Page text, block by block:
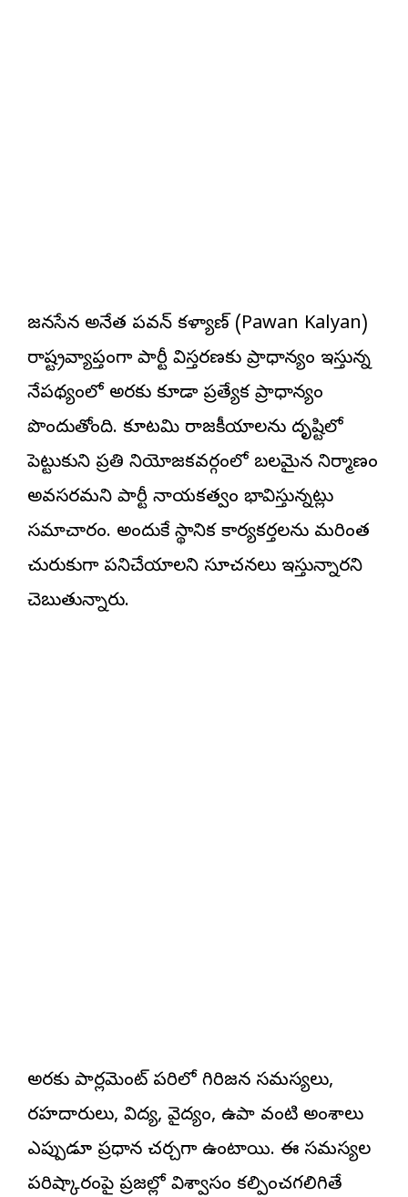
జనసేన అధినేత పవన్ కళ్యాణ్ (Pawan Kalyan)
రాష్ట్రవ్యాప్తంగా పార్టీ విస్తరణకు ప్రాధాన్యం ఇస్తున్న
నేపథ్యంలో అరకు కూడా ప్రత్యేక ప్రాధాన్యం
పొందుతోంది. కూటమి రాజకీయాలను దృష్టిలో
పెట్టుకుని ప్రతి నియోజకవర్గంలో బలమైన నిర్మాణం
అవసరమని పార్టీ నాయకత్వం భావిస్తున్నట్లు
సమాచారం. అందుకే స్థానిక కార్యకర్తలను మరింత
చురుకుగా పనిచేయాలని సూచనలు ఇస్తున్నారని
చెబుతున్నారు.
అరకు పార్లమెంట్ పరిధిలో గిరిజన సమస్యలు,
రహదారులు, విద్య, వైద్యం, ఉపాధి వంటి అంశాలు
ఎప్పుడూ ప్రధాన చర్చగా ఉంటాయి. ఈ సమస్యల
పరిష్కారంపై ప్రజల్లో విశ్వాసం కల్పించగలిగితే